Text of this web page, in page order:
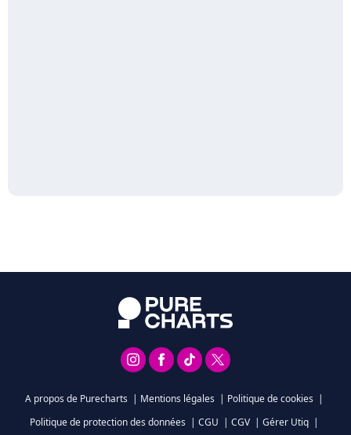
A propos de Purecharts | Mentions légales | Politique de cookies |
Politique de protection des données | CGU | CGV | Gérer Utiq |